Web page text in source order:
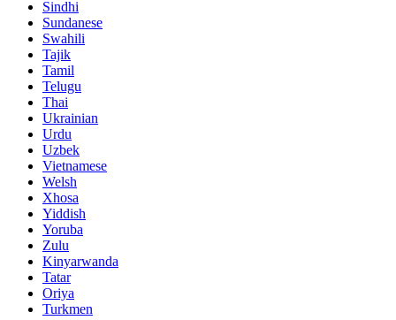
Sindhi
Sundanese
Swahili
Tajik
Tamil
Telugu
Thai
Ukrainian
Urdu
Uzbek
Vietnamese
Welsh
Xhosa
Yiddish
Yoruba
Zulu
Kinyarwanda
Tatar
Oriya
Turkmen